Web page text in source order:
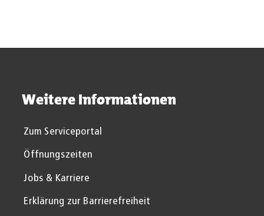
Weitere Informationen
Zum Serviceportal
Öffnungszeiten
Jobs & Karriere
Erklärung zur Barrierefreiheit